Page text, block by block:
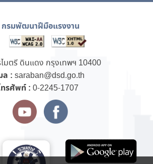
กรมพัฒนาฝีมือแรงงาน
มตรี ดินแดง กรุงเทพฯ 10400
ล : saraban@dsd.go.th
ทรศัพท์ : 0-2245-1707